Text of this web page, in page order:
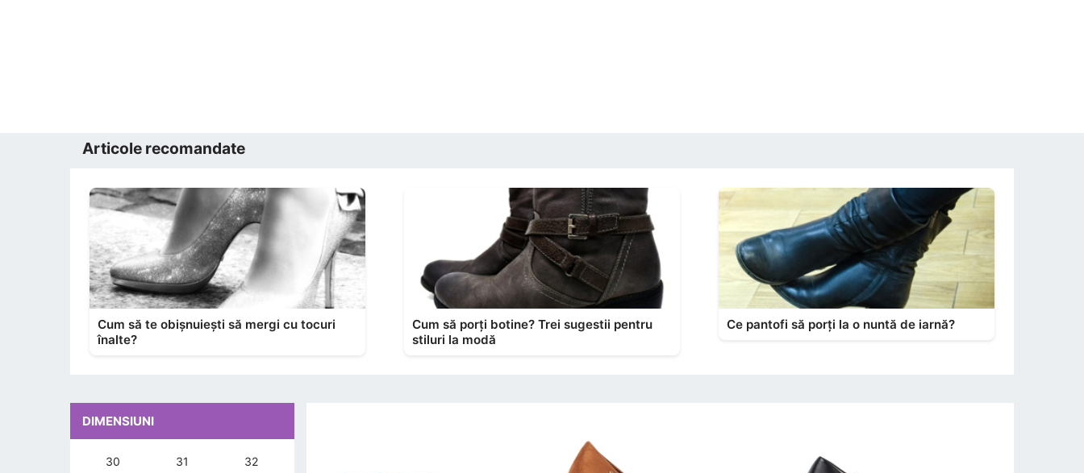
Articole recomandate
Cum să te obișnuiești să mergi cu tocuri
înalte?
Cum să porți botine? Trei sugestii pentru
stiluri la modă
Ce pantofi să porți la o nuntă de iarnă?
DIMENSIUNI
30 31 32